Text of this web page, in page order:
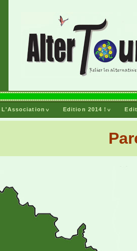
L'Association ^ Edition 2014 ! ^